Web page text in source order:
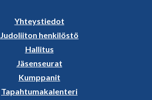
Yhteystiedot
Judoliiton henkilöstö
Hallitus
Jäsenseurat
Kumppanit
Tapahtumakalenteri